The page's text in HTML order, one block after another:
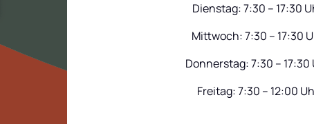
Dienstag: 7:30 – 17:30
Mittwoch: 7:30 – 17:30
Donnerstag: 7:30 – 17:30
Freitag: 7:30 – 12:00